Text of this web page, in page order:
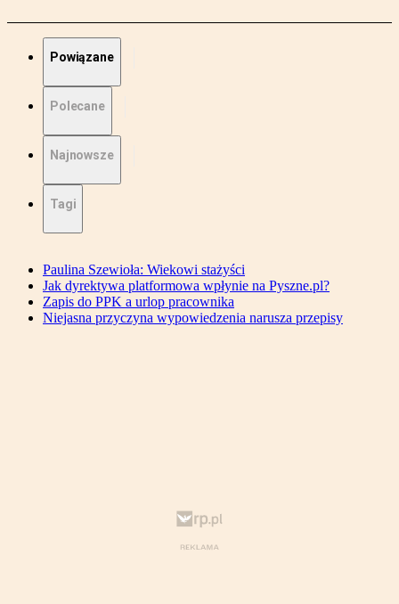
Powiązane
Polecane
Najnowsze
Tagi
Paulina Szewioła: Wiekowi stażyści
Jak dyrektywa platformowa wpłynie na Pyszne.pl?
Zapis do PPK a urlop pracownika
Niejasna przyczyna wypowiedzenia narusza przepisy